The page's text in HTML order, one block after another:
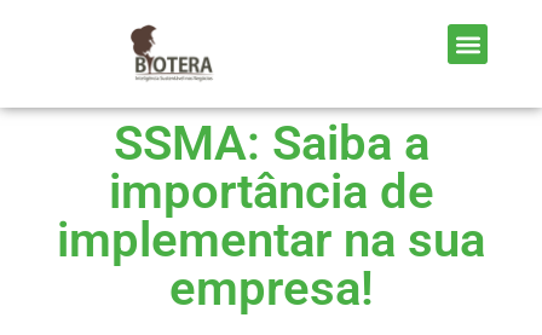
SSMA: Saiba a
importância de
implementar na sua
empresa!